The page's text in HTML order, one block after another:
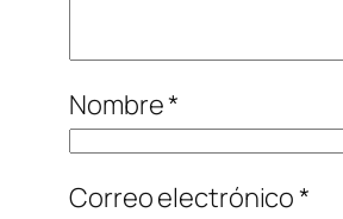
Nombre*
Correo electrónico*